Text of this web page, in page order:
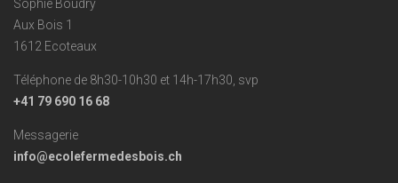
Sophie Boudry
Aux Bois 1
1612 Ecoteaux
Téléphone de 8h30-10h30 et 14h-17h30, svp
+41 79 690 16 68
Messagerie
info@ecolefermedesbois.ch